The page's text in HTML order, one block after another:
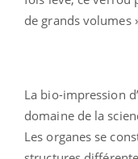
de grands volumes
La bio-impression
domaine de la
Les organes se